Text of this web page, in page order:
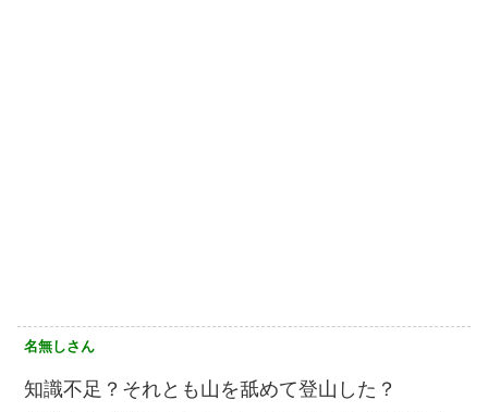
名無しさん
知識不足？それとも山を舐めて登山した？